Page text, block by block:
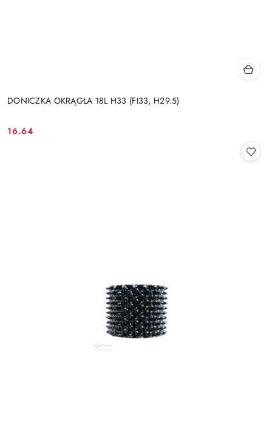
DONICZKA OKRĄGŁA 18L H33 (FI33, H29.5)
Cena:
16.64